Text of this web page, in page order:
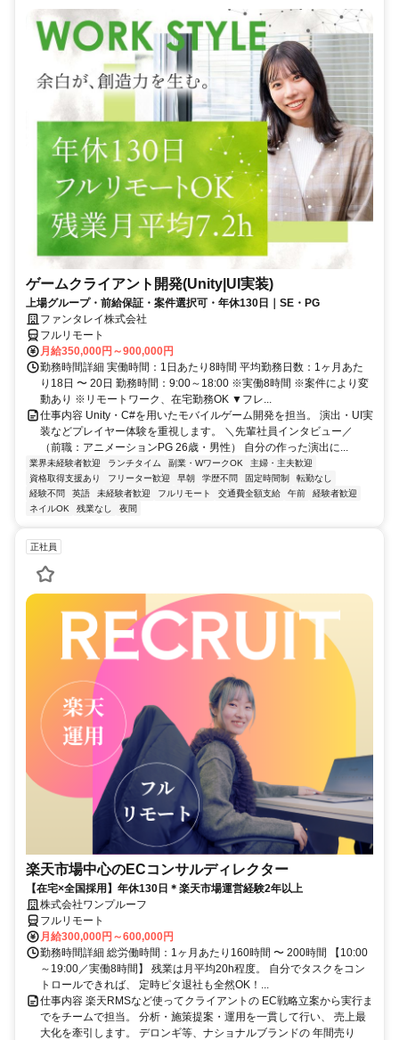
ゲームクライアント開発(Unity|UI実装)
上場グループ・前給保証・案件選択可・年休130日｜SE・PG
ファンタレイ株式会社
フルリモート
月給350,000円～900,000円
勤務時間詳細 実働時間：1日あたり8時間 平均勤務日数：1ヶ月あた
り18日 〜 20日 勤務時間：9:00～18:00 ※実働8時間 ※案件により変
動あり ※リモートワーク、在宅勤務OK ▼フレ...
仕事内容 Unity・C#を用いたモバイルゲーム開発を担当。 演出・UI実
装などプレイヤー体験を重視します。 ＼先輩社員インタビュー／
（前職：アニメーションPG 26歳・男性） 自分の作った演出に...
業界未経験者歓迎 ランチタイム 副業・WワークOK
主婦・主夫歓迎
資格取得支援あり
フリーター歓迎 早朝 学歴不問 固定時間制
転勤なし
経験不問
英語 未経験者歓迎 フルリモート 交通費全額支給 午前
経験者歓迎
ネイルOK
残業なし 夜間
正社員
楽天市場中心のECコンサルディレクター
【在宅×全国採用】年休130日＊楽天市場運営経験2年以上
株式会社ワンプルーフ
フルリモート
月給300,000円～600,000円
勤務時間詳細 総労働時間：1ヶ月あたり160時間 〜 200時間 【10:00
～19:00／実働8時間】 残業は月平均20h程度。 自分でタスクをコン
トロールできれば、 定時ピタ退社も全然OK！...
仕事内容 楽天RMSなど使ってクライアントの EC戦略立案から実行ま
でをチームで担当。 分析・施策提案・運用を一貫して行い、 売上最
大化を牽引します。 デロンギ等、ナショナルブランドの 年間売り